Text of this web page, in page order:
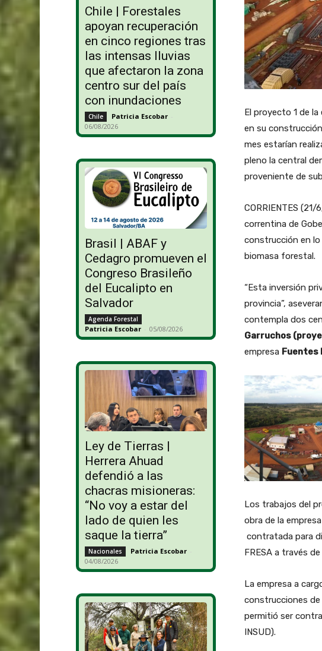
Chile | Forestales
apoyan recuperación
en cinco regiones tras
las intensas lluvias
que afectaron la zona
centro sur del país
con inundaciones
Chile Patricia Escobar -
06/08/2026
Brasil | ABAF y
Cedagro promueven el
Congreso Brasileño
del Eucalipto en
Salvador
Agenda Forestal
Patricia Escobar - 05/08/2026
Ley de Tierras |
Herrera Ahuad
defendió a las
chacras misioneras:
“No voy a estar del
lado de quien les
saque la tierra”
Nacionales Patricia Escobar -
04/08/2026
El proyecto 1 de la
en su
mes estarían
pleno la central
proveniente de
CORRIENTES
correntina de
construcción en lo
biomasa forestal.
“Esta inversión
provincia”,
contempla dos
Garruchos
empresa Fuentes
Los trabajos del
obra de la
contratada para
FRESA a través
La empresa a
construcciones de
permitió ser
INSUD).